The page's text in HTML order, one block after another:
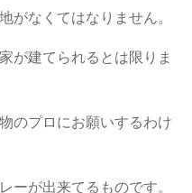
がなくてはなりません。
が建てられるとは限りま
のプロにお願いするわけ
ーが出来てるものです。